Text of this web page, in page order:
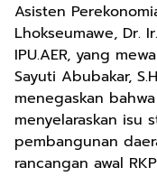
Asisten
Lhokseumawe, Dr.
IPU.AER, yang
Sayuti Abubakar,
menegaskan
menyelaraskan isu
pembangunan
rancangan awal